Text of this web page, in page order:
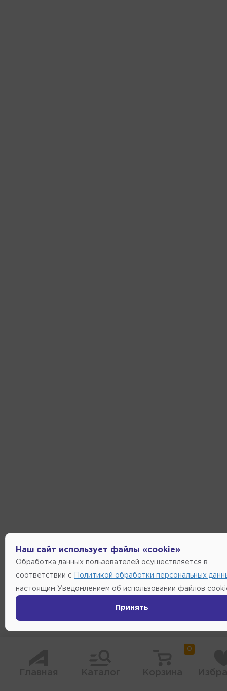
0
Наш сайт использует файлы «cookie»
Обработка данных пользователей осуществляется в
соответствии с Политикой обработки персональных
настоящим Уведомлением об использовании файлов
Принять